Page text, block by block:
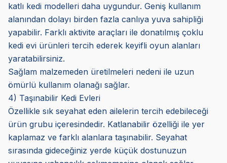
katlı kedi modelleri daha uygundur. Geniş kullanım
alanından dolayı birden fazla canlıya yuva sahipliği
yapabilir. Farklı aktivite araçları ile donatılmış çoklu
kedi evi ürünleri tercih ederek keyifli oyun alanları
yaratabilirsiniz.
Sağlam malzemeden üretilmeleri nedeni ile uzun
ömürlü kullanım olanağı sağlar.
4) Taşınabilir Kedi Evleri
Özellikle sık seyahat eden ailelerin tercih edebileceği
ürün grubu içeresindedir. Katlanabilir özelliği ile yer
kaplamaz ve farklı alanlara taşınabilir. Seyahat
sırasında gideceğiniz yerde küçük dostunuzun